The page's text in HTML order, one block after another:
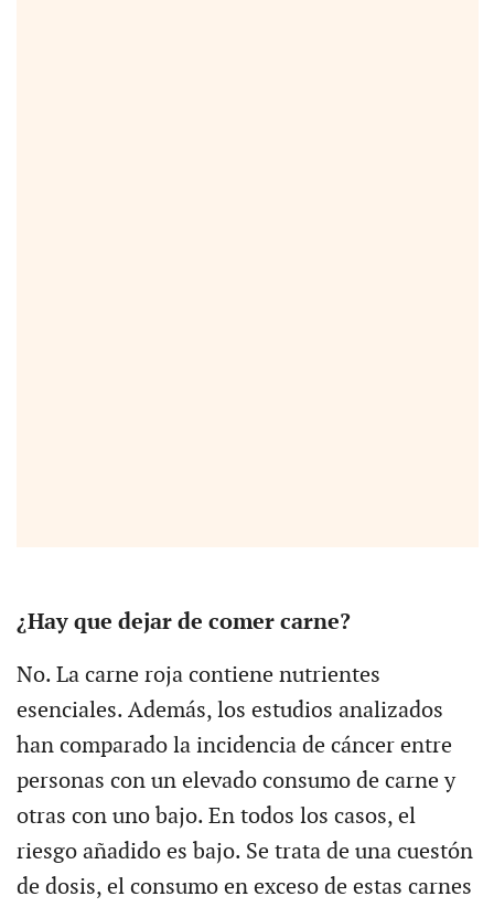
¿Hay que dejar de comer carne?
No. La carne roja contiene nutrientes
esenciales. Además, los estudios analizados
han comparado la incidencia de cáncer entre
personas con un elevado consumo de carne y
otras con uno bajo. En todos los casos, el
riesgo añadido es bajo. Se trata de una cuestón
de dosis, el consumo en exceso de estas carnes